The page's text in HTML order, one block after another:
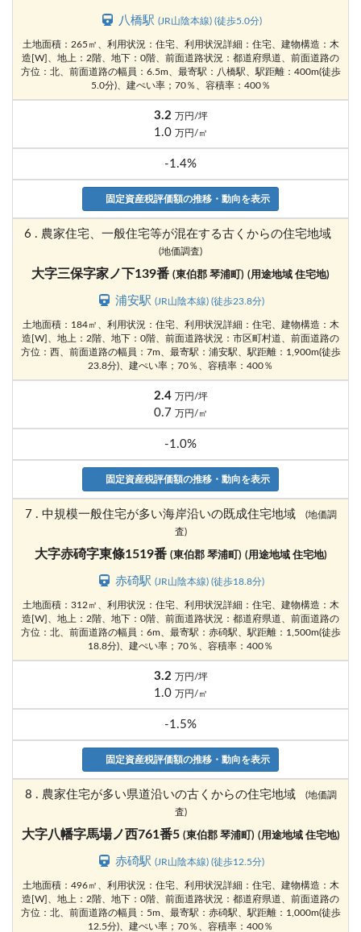
八橋駅 (JR山陰本線) (徒歩5.0分)
土地面積：265㎡、利用状況：住宅、利用状況詳細：住宅、建物構造：木
造[W]、地上：2階、地下：0階、前面道路状況：都道府県道、前面道路の
方位：北、前面道路の幅員：6.5m、最寄駅：八橋駅、駅距離：400m(徒歩
5.0分)、建ぺい率；70％、容積率：400％
3.2 万円/坪
1.0 万円/㎡
-1.4%
固定資産税評価額の推移・動向を表示
6 . 農家住宅、一般住宅等が混在する古くからの住宅地域
(地価調査)
大字三保字家ノ下139番 (東伯郡 琴浦町) (用途地域 住宅地)
浦安駅(JR山陰本線) (徒歩23.8分)
土地面積：184㎡、利用状況：住宅、利用状況詳細：住宅、建物構造：木
造[W]、地上：2階、地下：0階、前面道路状況：市区町村道、前面道路の
方位：西、前面道路の幅員：7m、最寄駅：浦安駅、駅距離：1,900m(徒歩
23.8分)、建ぺい率；70％、容積率：400％
2.4 万円/坪
0.7 万円/㎡
-1.0%
固定資産税評価額の推移・動向を表示
7 . 中規模一般住宅が多い海岸沿いの既成住宅地域
(地価調
査)
大字赤碕字東條1519番 (東伯郡 琴浦町) (用途地域 住宅地)
赤碕駅(JR山陰本線) (徒歩18.8分)
土地面積：312㎡、利用状況：住宅、利用状況詳細：住宅、建物構造：木
造[W]、地上：2階、地下：0階、前面道路状況：都道府県道、前面道路の
方位：北、前面道路の幅員：6m、最寄駅：赤碕駅、駅距離：1,500m(徒歩
18.8分)、建ぺい率；70％、容積率：400％
3.2 万円/坪
1.0 万円/㎡
-1.5%
固定資産税評価額の推移・動向を表示
8 . 農家住宅が多い県道沿いの古くからの住宅地域
(地価調
査)
大字八幡字馬場ノ西761番5 (東伯郡 琴浦町) (用途地域 住宅地)
赤碕駅(JR山陰本線) (徒歩12.5分)
土地面積：496㎡、利用状況：住宅、利用状況詳細：住宅、建物構造：木
造[W]、地上：2階、地下：0階、前面道路状況：都道府県道、前面道路の
方位：北、前面道路の幅員：5m、最寄駅：赤碕駅、駅距離：1,000m(徒歩
12.5分)、建ぺい率；70％、容積率：400％